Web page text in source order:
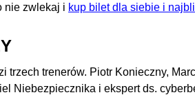
nie zwlekaj i kup bilet dla siebie i
trzech trenerów. Piotr Konieczny,
Niebezpiecznika i ekspert ds.